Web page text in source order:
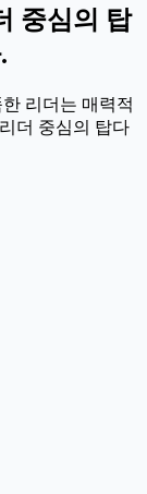
중심의 탑
리더는 매력적
더 중심의 탑다